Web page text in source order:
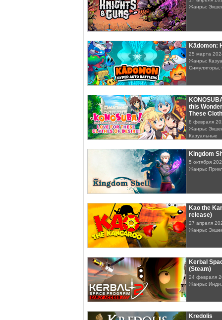
Жанры:
Kādomon:
25 марта
Жанры:
Симуляторы,
this
These
8 февраля
Жанры:
Казуальные
Kingdom
5 октября
Жанры:
Kao the
release)
27 апреля
Жанры:
Kerbal
(Steam)
24 февраля
Жанры:
Kredolis